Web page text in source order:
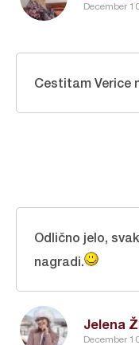
December
Cestitam Verice
Jelena
December
Odlično jelo,
nagradi.